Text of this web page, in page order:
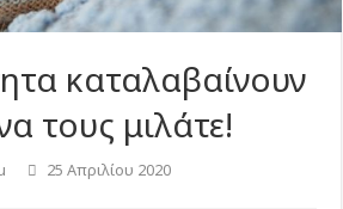
καταλαβαίνουν
τους μιλάτε!
25 Απριλίου 2020